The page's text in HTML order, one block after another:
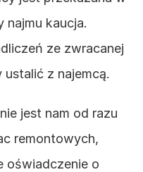
najmu kaucja.
ze zwracanej
ustalić z najemcą.
jest nam od razu
remontowych,
oświadczenie o